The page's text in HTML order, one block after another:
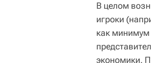
В целом
игроки
как минимум
экономики.